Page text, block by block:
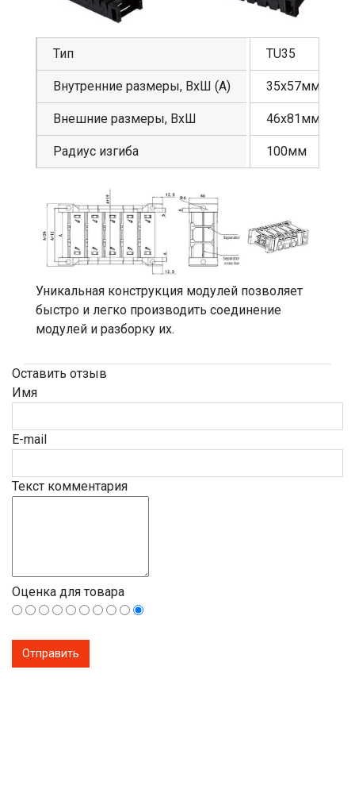
Тип
Внутренние размеры, ВхШ (А)
Внешние размеры, ВхШ
Радиус изгиба
TU35
35х57мм
46х81мм
100мм
Уникальная конструкция модулей позволяет
быстро и легко производить соединение
модулей и разборку их.
Оставить отзыв
Имя
E-mail
Текст комментария
Оценка для товара